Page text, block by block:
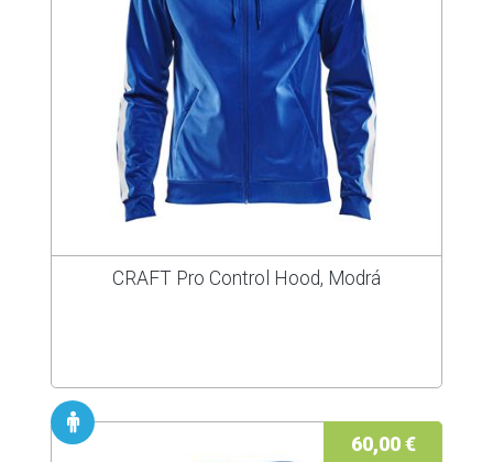
CRAFT Pro Control Hood, Modrá
60,00 €